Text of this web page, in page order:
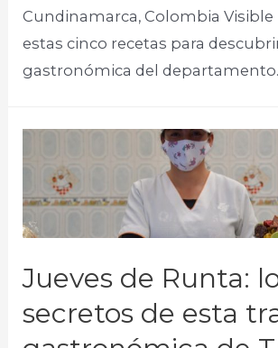
Cundinamarca, Colombia
estas cinco recetas para
gastronómica del departamento.
Jueves de Runta:
secretos de esta